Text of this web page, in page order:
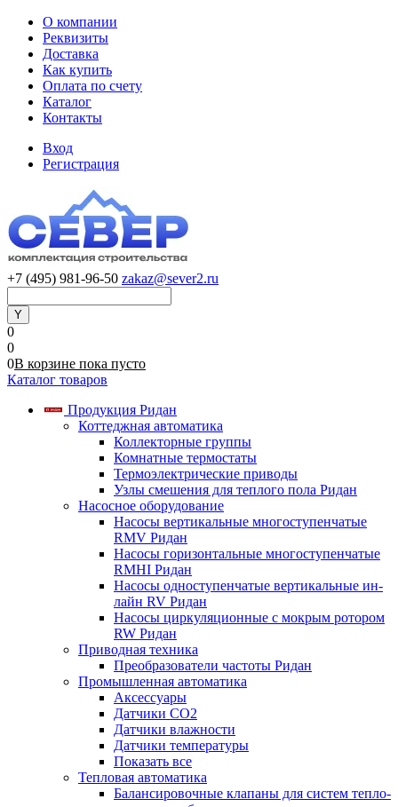
О компании
Реквизиты
Доставка
Как купить
Оплата по счету
Каталог
Контакты
Вход
Регистрация
+7 (495) 981-96-50 zakaz@sever2.ru
0
0
0В корзине пока пусто
Каталог товаров
Продукция Ридан
Коттеджная автоматика
Коллекторные группы
Комнатные термостаты
Термоэлектрические приводы
Узлы смешения для теплого пола Ридан
Насосное оборудование
Насосы вертикальные многоступенчатые
RMV Ридан
Насосы горизонтальные многоступенчатые
RMHI Ридан
Насосы одноступенчатые вертикальные ин-
лайн RV Ридан
Насосы циркуляционные с мокрым ротором
RW Ридан
Приводная техника
Преобразователи частоты Ридан
Промышленная автоматика
Аксессуары
Датчики CO2
Датчики влажности
Датчики температуры
Показать все
Тепловая автоматика
Балансировочные клапаны для систем тепло-